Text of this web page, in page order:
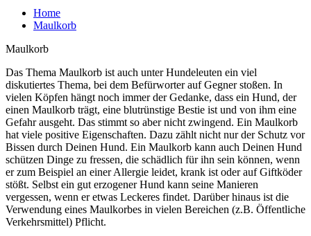
Home
Maulkorb
Maulkorb
Das Thema Maulkorb ist auch unter Hundeleuten ein viel
diskutiertes Thema, bei dem Befürworter auf Gegner stoßen. In
vielen Köpfen hängt noch immer der Gedanke, dass ein Hund, der
einen Maulkorb trägt, eine blutrünstige Bestie ist und von ihm eine
Gefahr ausgeht. Das stimmt so aber nicht zwingend. Ein Maulkorb
hat viele positive Eigenschaften. Dazu zählt nicht nur der Schutz vor
Bissen durch Deinen Hund. Ein Maulkorb kann auch Deinen Hund
schützen Dinge zu fressen, die schädlich für ihn sein können, wenn
er zum Beispiel an einer Allergie leidet, krank ist oder auf Giftköder
stößt. Selbst ein gut erzogener Hund kann seine Manieren
vergessen, wenn er etwas Leckeres findet. Darüber hinaus ist die
Verwendung eines Maulkorbes in vielen Bereichen (z.B. Öffentliche
Verkehrsmittel) Pflicht.